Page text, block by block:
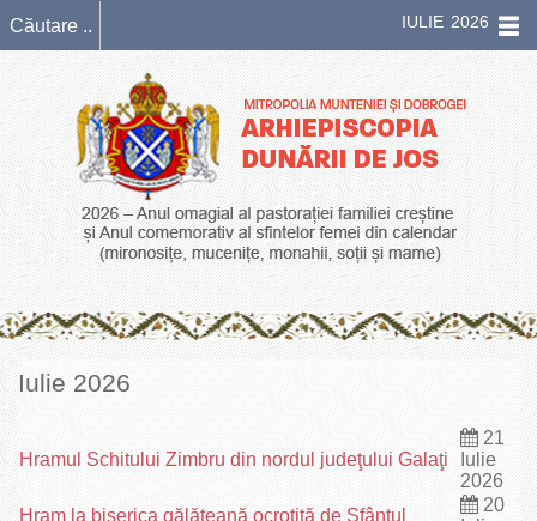
IULIE 2026
Iulie 2026
Hramul Schitului Zimbru din nordul judeţului Galaţi
21
Iulie
2026
Hram la biserica gălăţeană ocrotită de Sfântul
20